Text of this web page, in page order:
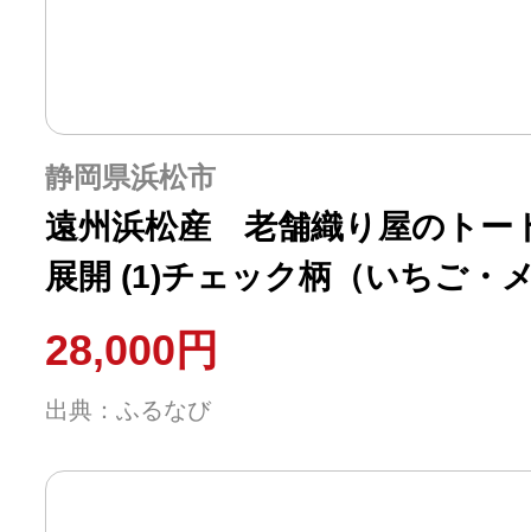
静岡県浜松市
遠州浜松産 老舗織り屋のトー
展開 (1)チェック柄（いちご・
ﾍﾞﾘｰ）
28,000円
出典：ふるなび